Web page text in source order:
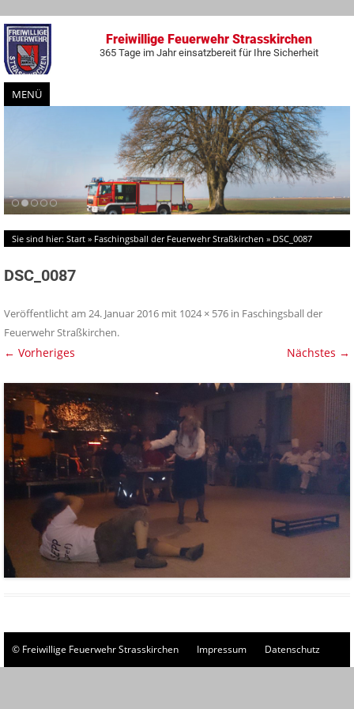
Freiwillige Feuerwehr Strasskirchen
365 Tage im Jahr einsatzbereit für Ihre Sicherheit
MENÜ
Zum
Inhalt
springen
Sie sind hier: Start » Faschingsball der Feuerwehr Straßkirchen » DSC_0087
DSC_0087
Veröffentlicht am 24. Januar 2016 mit 1024 × 576 in Faschingsball der
Feuerwehr Straßkirchen.
← Vorheriges Nächstes →
© Freiwillige Feuerwehr Strasskirchen Impressum Datenschutz